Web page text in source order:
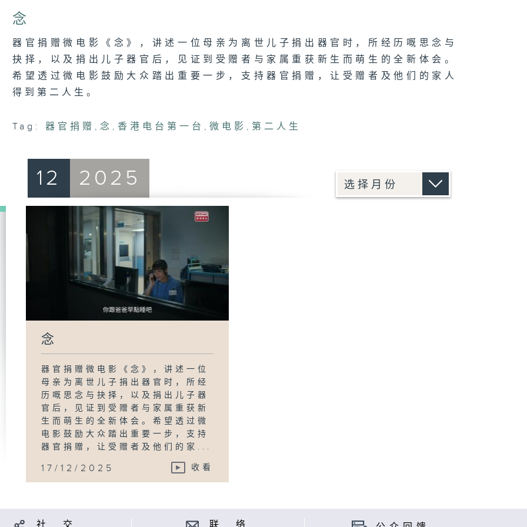
16
minutes,
secondsVolume
90%
念
器官捐赠微电影《念》，讲述一位母亲为离世儿子捐出器官时，所经历嘅思念与
抉择，以及捐出儿子器官后，见证到受赠者与家属重获新生而萌生的全新体会。
希望透过微电影鼓励大众踏出重要一步，支持器官捐赠，让受赠者及他们的家人
得到第二人生。
Tag: 器官捐赠 , 念 , 香港电台第一台 , 微电影 , 第二人生
12 2025
念
器官捐赠微电影《念》，讲述一位
母亲为离世儿子捐出器官时，所经
历嘅思念与抉择，以及捐出儿子器
官后，见证到受赠者与家属重获新
生而萌生的全新体会。希望透过微
电影鼓励大众踏出重要一步，支持
器官捐赠，让受赠者及他们的家...
17/12/2025 收看